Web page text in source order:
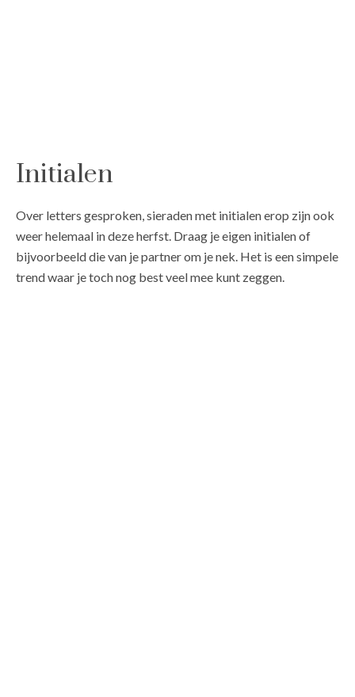
Initialen
Over letters gesproken, sieraden met initialen erop zijn ook
weer helemaal in deze herfst. Draag je eigen initialen of
bijvoorbeeld die van je partner om je nek. Het is een simpele
trend waar je toch nog best veel mee kunt zeggen.